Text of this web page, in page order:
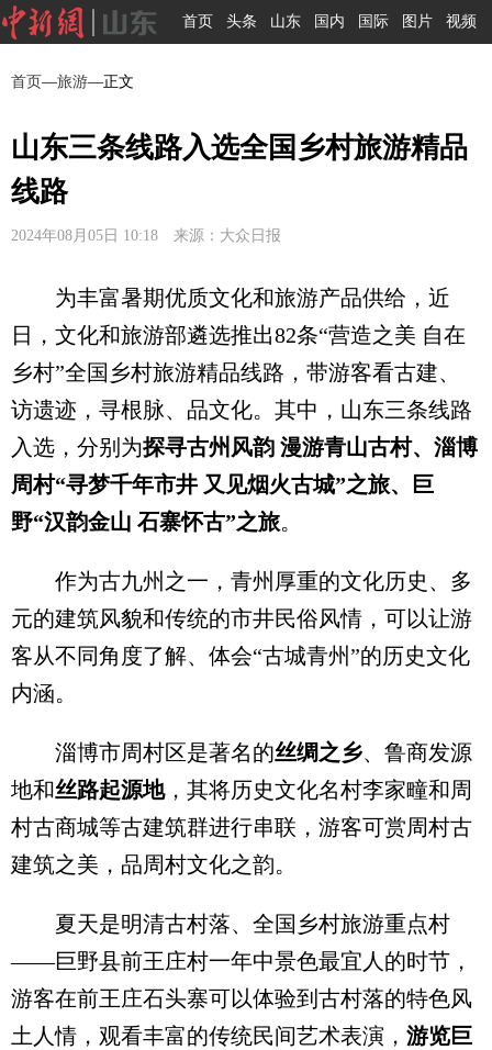
首页 头条 山东 国内 国际 图片 视频
首页—旅游—正文
山东三条线路入选全国乡村旅游精品
线路
2024年08月05日 10:18 来源：大众日报
为丰富暑期优质文化和旅游产品供给，近
日，文化和旅游部遴选推出82条“营造之美 自在
乡村”全国乡村旅游精品线路，带游客看古建、
访遗迹，寻根脉、品文化。其中，山东三条线路
入选，分别为探寻古州风韵 漫游青山古村、淄博
周村“寻梦千年市井 又见烟火古城”之旅、巨
野“汉韵金山 石寨怀古”之旅。
作为古九州之一，青州厚重的文化历史、多
元的建筑风貌和传统的市井民俗风情，可以让游
客从不同角度了解、体会“古城青州”的历史文化
内涵。
淄博市周村区是著名的丝绸之乡、鲁商发源
地和丝路起源地，其将历史文化名村李家疃和周
村古商城等古建筑群进行串联，游客可赏周村古
建筑之美，品周村文化之韵。
夏天是明清古村落、全国乡村旅游重点村
——巨野县前王庄村一年中景色最宜人的时节，
游客在前王庄石头寨可以体验到古村落的特色风
土人情，观看丰富的传统民间艺术表演， 游览巨